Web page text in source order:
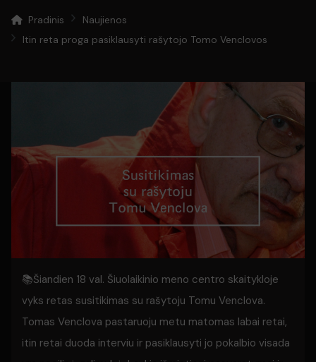
Pradinis
Naujienos
Itin reta proga pasiklausyti rašytojo Tomo Venclovos
📚Šiandien 18 val. Šiuolaikinio meno centro skaitykloje
vyks retas susitikimas su rašytoju Tomu Venclova.
Tomas Venclova pastaruoju metu matomas labai retai,
itin retai duoda interviu ir pasiklausyti jo pokalbio visada